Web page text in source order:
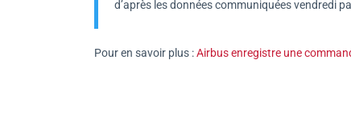
d’après les données communiquées vendredi
Pour en savoir plus :Airbus enregistre une